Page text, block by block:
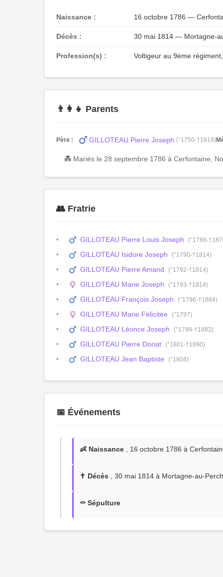
Naissance : 16 octobre 1786 —
Décès : 30 mai 1814 — Mortagne-
Profession(s) : Voltigeur au 9ème
👨‍👩‍👧 Parents
Père : GILLOTEAU Pierre Joseph (°1750-†1818)
💑 Mariés le 28 septembre 1786 à Cerfontaine,
👥 Fratrie
GILLOTEAU Pierre Louis Joseph (°1788-
GILLOTEAU Isidore Joseph (°1790-†1814)
GILLOTEAU Pierre Amand (°1792-†1814)
GILLOTEAU Marie Joseph (°1793-†1814)
GILLOTEAU François Joseph (°1796-†1884)
GILLOTEAU Marie Félicitée (°1797)
GILLOTEAU Léonce Joseph (°1799-†1882)
GILLOTEAU Pierre Donat (°1801-†1890)
GILLOTEAU Jean Baptiste (°1804)
📅 Événements
👶 Naissance , 16 octobre 1786 à
✝️ Décès , 30 mai 1814 à Mortagne-au-
⚰️ Sépulture